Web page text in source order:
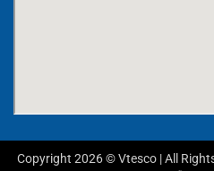
Copyright 2026 © Vtesco | All